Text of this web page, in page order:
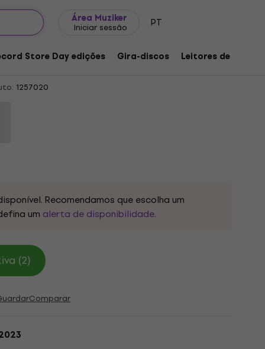
Área Muziker
Iniciar sessão PT
Store Day edições Gira-discos Leitores de música
To Be Happy (Purple Splatter
1257020
Recomendamos que escolha um
um alerta de disponibilidade.
(2)
Comparar